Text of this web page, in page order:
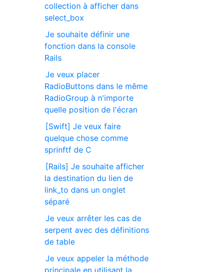
collection à afficher dans
select_box
Je souhaite définir une
fonction dans la console
Rails
Je veux placer
RadioButtons dans le même
RadioGroup à n'importe
quelle position de l'écran
[Swift] Je veux faire
quelque chose comme
sprinftf de C
[Rails] Je souhaite afficher
la destination du lien de
link_to dans un onglet
séparé
Je veux arrêter les cas de
serpent avec des définitions
de table
Je veux appeler la méthode